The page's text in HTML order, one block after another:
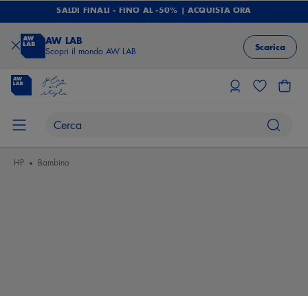
SALDI FINALI - FINO AL -50% | ACQUISTA ORA
AW LAB
Scopri il mondo AW LAB Scarica
HP Bambino